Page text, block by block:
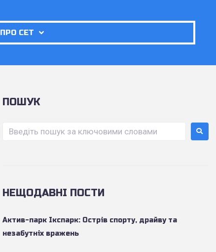
ПРО СЕТ
ПОШУК
НЕЩОДАВНІ ПОСТИ
Актив-парк Ікспарк: Острів спорту, драйву та
незабутніх вражень